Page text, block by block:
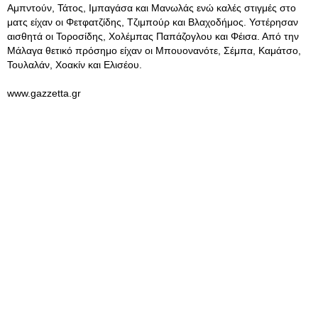
Αμπντούν, Τάτος, Ιμπαγάσα και Μανωλάς ενώ καλές στιγμές στο
ματς είχαν οι Φετφατζίδης, Τζιμπούρ και Βλαχοδήμος. Υστέρησαν
αισθητά οι Τοροσίδης, Χολέμπας Παπάζογλου και Φέισα. Από την
Μάλαγα θετικό πρόσημο είχαν οι Μπουονανότε, Σέμπα, Καμάτσο,
Τουλαλάν, Χοακίν και Ελισέου.
www.gazzetta.gr